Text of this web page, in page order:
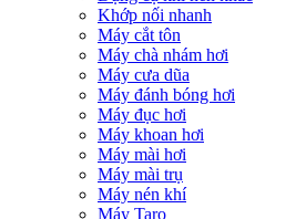
Khớp nối nhanh
Máy cắt tôn
Máy chà nhám hơi
Máy cưa dũa
Máy đánh bóng hơi
Máy đục hơi
Máy khoan hơi
Máy mài hơi
Máy mài trụ
Máy nén khí
Máy Taro